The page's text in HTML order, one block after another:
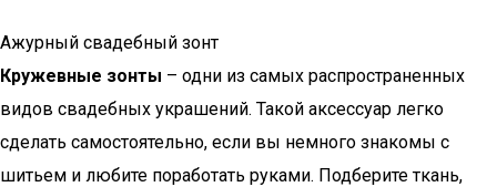
Ажурный свадебный зонт
Кружевные зонты – одни из самых распространенных
видов свадебных украшений. Такой аксессуар легко
сделать самостоятельно, если вы немного знакомы с
шитьем и любите поработать руками. Подберите ткань,